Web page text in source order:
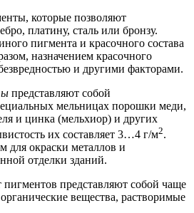
которые позволяют
платину, сталь или бронзу.
пигмента и красочного состава
назначением красочного
и другими факторами.
представляют собой
мельницах порошки меди,
и цинка (мельхиор) и других
их составляет 3…4 г/м2.
для окраски металлов и
отделки зданий.
пигментов представляют собой чаще
вещества, растворимые